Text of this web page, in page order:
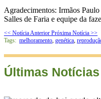
Agradecimentos: Irmãos
Salles de Faria e equipe da
<< Notícia Anterior Próxima Notícia >>
Tags: melhoramento, genética,
Últimas Notícias